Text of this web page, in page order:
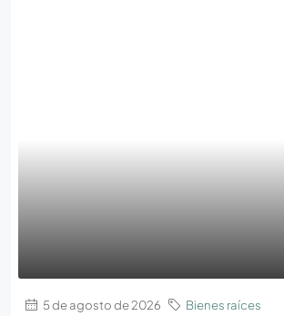
5 de agosto de 2026 Bienes raíces